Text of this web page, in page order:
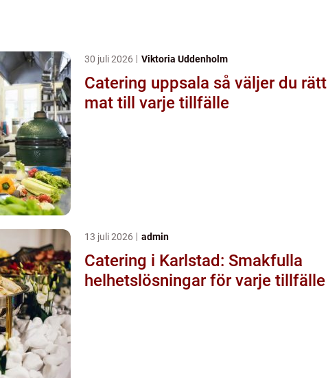
30 juli 2026 Viktoria Uddenholm
Catering uppsala så väljer du rätt
mat till varje tillfälle
13 juli 2026 admin
Catering i Karlstad: Smakfulla
helhetslösningar för varje tillfälle